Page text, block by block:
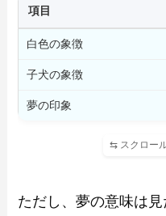
項目
白色の象徴
子犬の象徴
夢の印象
ただし、夢の意味は